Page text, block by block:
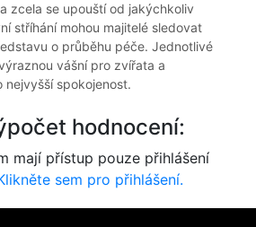
zcela se upouští od jakýchkoliv
stříhání mohou majitelé sledovat
o průběhu péče. Jednotlivé
vášní pro zvířata a
nejvyšší spokojenost.
hodnocení:
mají přístup pouze přihlášení
sem pro přihlášení.